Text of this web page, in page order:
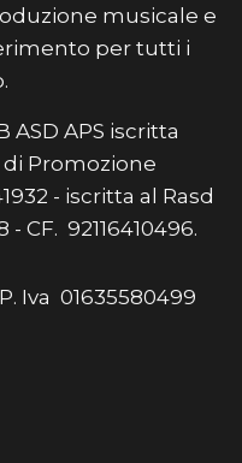
musicale e
per tutti i
ASD APS iscritta
di Promozione
- iscritta al Rasd
CF. 92116410496.
Iva 01635580499